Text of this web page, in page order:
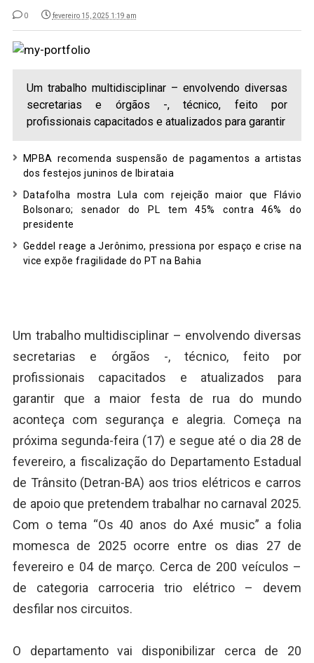
0 fevereiro 15, 2025 1:19 am
Um trabalho multidisciplinar – envolvendo diversas
secretarias e órgãos -, técnico, feito por
profissionais capacitados e atualizados para garantir
MPBA recomenda suspensão de pagamentos a artistas
dos festejos juninos de Ibirataia
Datafolha mostra Lula com rejeição maior que Flávio
Bolsonaro; senador do PL tem 45% contra 46% do
presidente
Geddel reage a Jerônimo, pressiona por espaço e crise na
vice expõe fragilidade do PT na Bahia
Um trabalho multidisciplinar – envolvendo diversas
secretarias e órgãos -, técnico, feito por
profissionais capacitados e atualizados para
garantir que a maior festa de rua do mundo
aconteça com segurança e alegria. Começa na
próxima segunda-feira (17) e segue até o dia 28 de
fevereiro, a fiscalização do Departamento Estadual
de Trânsito (Detran-BA) aos trios elétricos e carros
de apoio que pretendem trabalhar no carnaval 2025.
Com o tema “Os 40 anos do Axé music” a folia
momesca de 2025 ocorre entre os dias 27 de
fevereiro e 04 de março. Cerca de 200 veículos –
de categoria carroceria trio elétrico – devem
desfilar nos circuitos.
O departamento vai disponibilizar cerca de 20